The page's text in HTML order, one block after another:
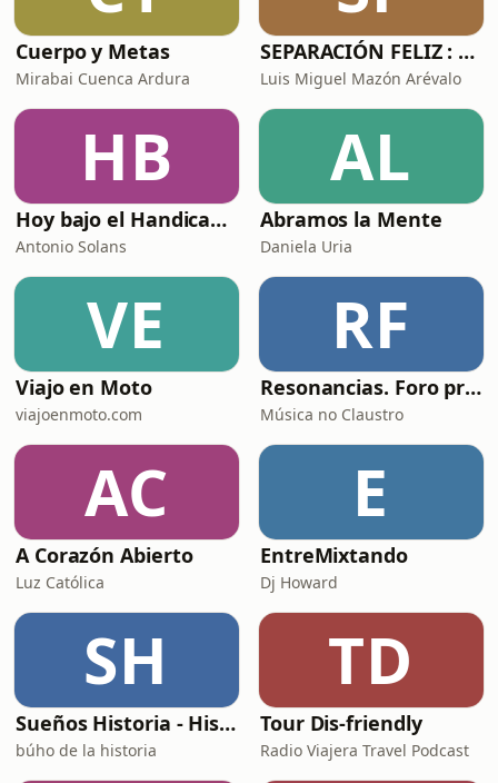
Cuerpo y Metas
Mirabai Cuenca Ardura
SEPARACIÓN FELIZ : Psicología, Dolor y Renacimiento
Luis Miguel Mazón Arévalo
HB
Hoy bajo el Handicap | Podcast de Golf
Antonio Solans
AL
Abramos la Mente
Daniela Uria
VE
Viajo en Moto
viajoenmoto.com
RF
Resonancias. Foro profesional de instrumentos musicais
Música no Claustro
AC
A Corazón Abierto
Luz Católica
E
EntreMixtando
Dj Howard
SH
Sueños Historia - Histórico Podcast de historia relajada para dormir
búho de la historia
TD
Tour Dis-friendly
Radio Viajera Travel Podcast